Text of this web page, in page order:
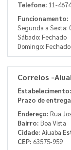
Telefone: 11-
Funcionamento:
Segunda a Sexta:
Sábado: Fechado
Domingo: Fechado
Correios -
Estabelecimento:
Prazo de
Endereço: Rua
Bairro: Boa Vista
Cidade: Aiuaba
CEP: 63575-959